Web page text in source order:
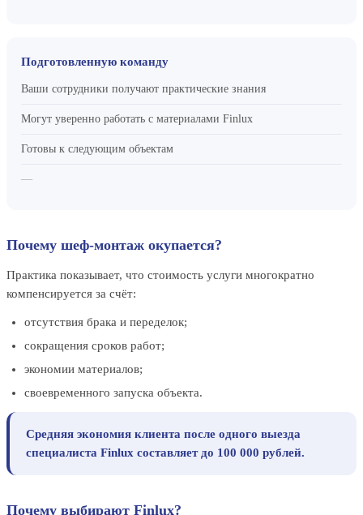
Подготовленную команду
Ваши сотрудники получают практические знания
Могут уверенно работать с материалами Finlux
Готовы к следующим объектам
—
Почему шеф-монтаж окупается?
Практика показывает, что стоимость услуги многократно
компенсируется за счёт:
отсутствия брака и переделок;
сокращения сроков работ;
экономии материалов;
своевременного запуска объекта.
Средняя экономия клиента после одного выезда
специалиста Finlux составляет до 100 000 рублей.
Почему выбирают Finlux?